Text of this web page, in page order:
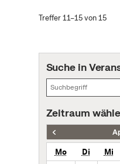
Treffer 11–15 von 15
Suche in
Zeitraum
Mo Di Mi